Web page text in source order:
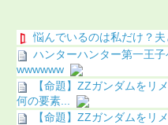
悩んでいるのは私だけ？
ハンターハンター第一王
wwwwww
【命題】ZZガンダムをリ
何の要素...
【命題】ZZガンダムをリ